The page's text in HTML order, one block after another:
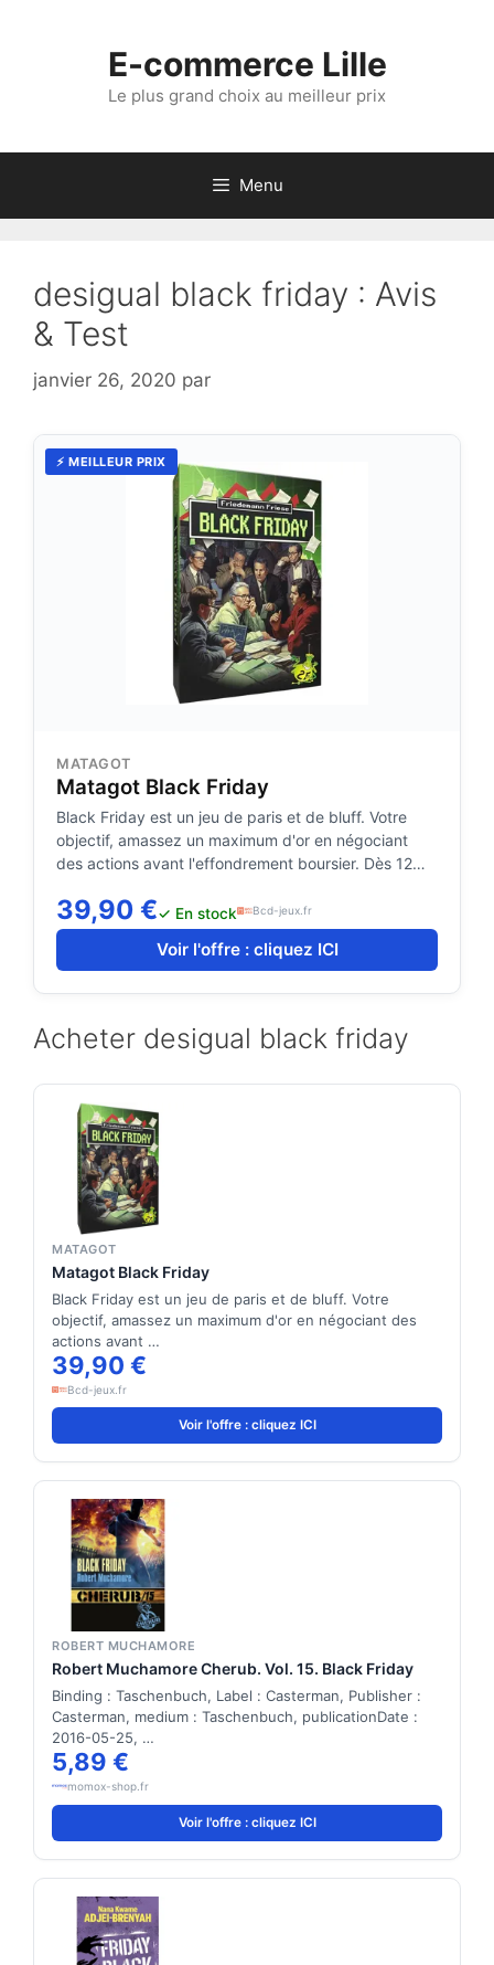
E-commerce Lille
Le plus grand choix au meilleur prix
Menu
desigual black friday : Avis
& Test
janvier 26, 2020 par
⚡ MEILLEUR PRIX
MATAGOT
Matagot Black Friday
Black Friday est un jeu de paris et de bluff. Votre
objectif, amassez un maximum d'or en négociant
des actions avant l'effondrement boursier. Dès 12
39,90 €✓ En stock Bcd-jeux.fr
Voir l'offre : cliquez ICI
Acheter desigual black friday
MATAGOT
Matagot Black Friday
Black Friday est un jeu de paris et de bluff. Votre
objectif, amassez un maximum d'or en négociant des
actions avant …
39,90 €
Bcd-jeux.fr
Voir l'offre : cliquez ICI
ROBERT MUCHAMORE
Robert Muchamore Cherub. Vol. 15. Black Friday
Binding : Taschenbuch, Label : Casterman, Publisher :
Casterman, medium : Taschenbuch, publicationDate :
2016-05-25, …
5,89 €
momox-shop.fr
Voir l'offre : cliquez ICI